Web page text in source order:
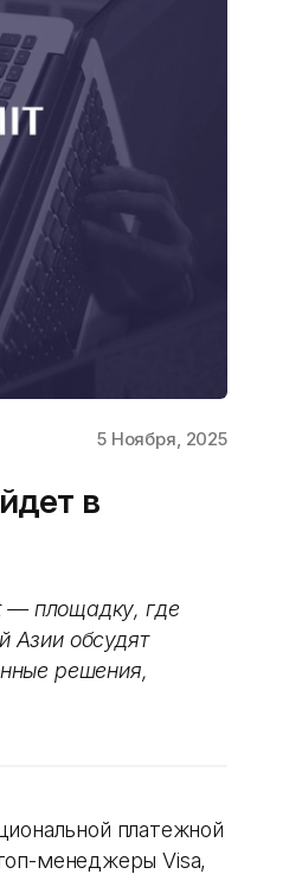
5 Ноября, 2025
в
— площадку, где
Азии обсудят
решения,
платежной
менеджеры Visa,